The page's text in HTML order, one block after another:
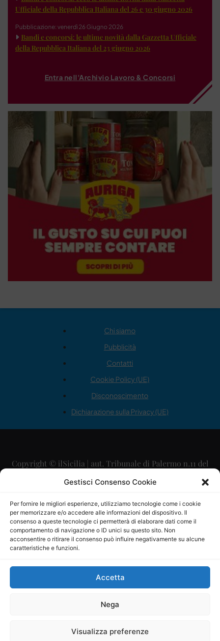
Gestisci Consenso Cookie
Per fornire le migliori esperienze, utilizziamo tecnologie come i cookie
per memorizzare e/o accedere alle informazioni del dispositivo. Il
consenso a queste tecnologie ci permetterà di elaborare dati come il
comportamento di navigazione o ID unici su questo sito. Non
acconsentire o ritirare il consenso può influire negativamente su alcune
caratteristiche e funzioni.
Accetta
Nega
Visualizza preferenze
Ufficiale della Repubblica Italiana del 26 e 30 giugno 2026
Pubblicazione: venerdì 26 Giugno 2026
Bandi e concorsi: le ultime novità dalla Gazzetta Ufficiale
della Repubblica Italiana del 23 giugno 2026
Entra nell'Archivio Lavoro & Concorsi
Chi siamo
Pubblicità
Contatti
Cookie Policy (UE)
Disconoscimento
Dichiarazione sulla Privacy (UE)
Copyright © ilSicilia | aut. Tribunale di Palermo n.11 del
29/09/2015
Direttore Editoriale: Maurizio Scaglione
Direttore Responsabile: Maria Calabrese
P.IVA: 06334930820
Mercurio Comunicazione Società Cooperativa a r.l. è
iscritta al Registro degli Operatori di Comunicazione al
Sito gestito daLa Digitale srl–info@ladigitale.it